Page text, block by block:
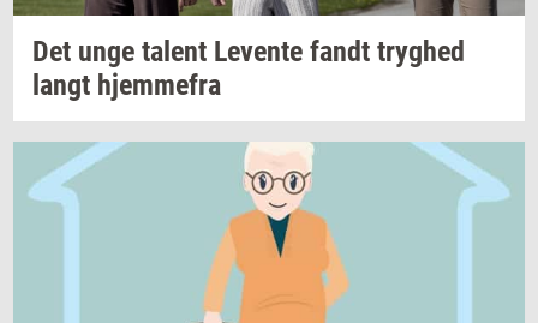
Det unge ta­lent Le­ven­te fandt tryg­hed
langt hjem­me­fra